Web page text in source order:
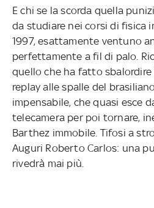
E chi se la scorda quella
da studiare nei corsi di fisica
1997, esattamente ventuno
perfettamente a fil di palo.
quello che ha fatto
replay alle spalle del
impensabile, che quasi esce
telecamera per poi tornare,
Barthez immobile. Tifosi a
Auguri Roberto Carlos: una
rivedrà mai più.